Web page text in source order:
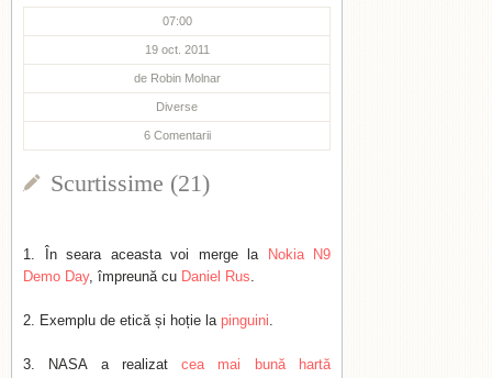
07:00
19 oct. 2011
de Robin Molnar
Diverse
6 Comentarii
Scurtissime (21)
În seara aceasta voi merge la
Nokia N9
Demo Day, împreună cu Daniel Rus.
Exemplu de etică și hoție la pinguini.
NASA a realizatcea mai bună hartă